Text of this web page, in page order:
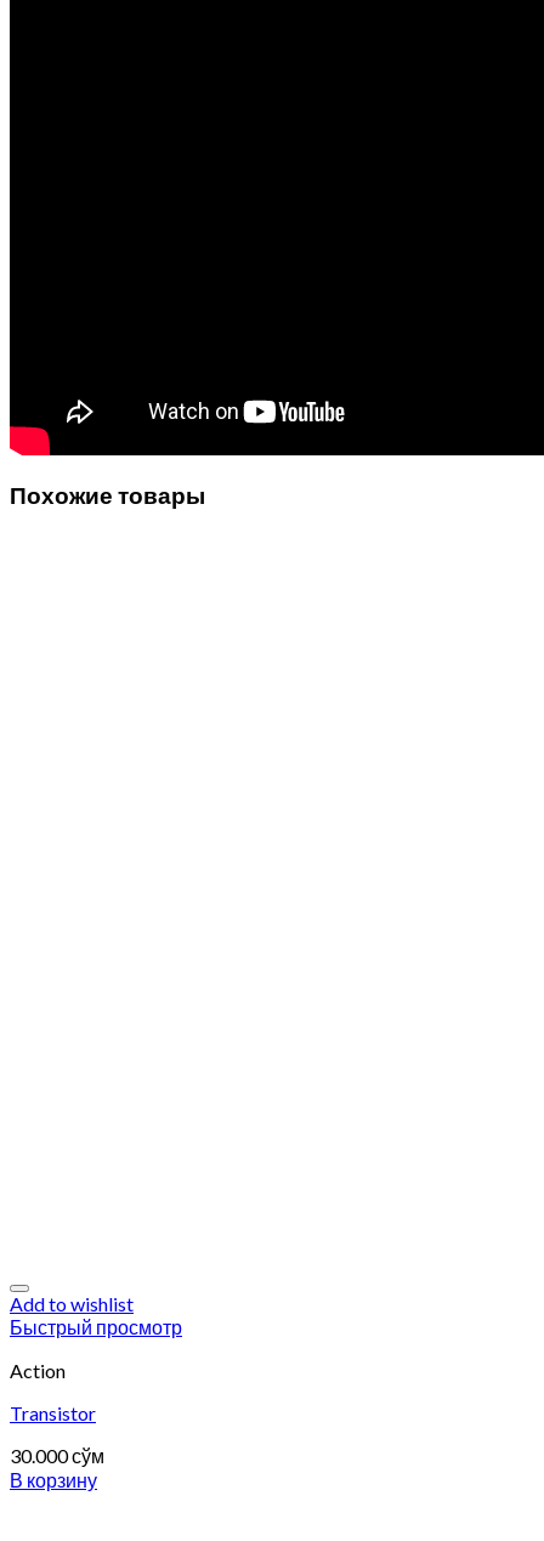
Похожие товары
Add to wishlist
Быстрый просмотр
Action
Transistor
30.000сўм
В корзину